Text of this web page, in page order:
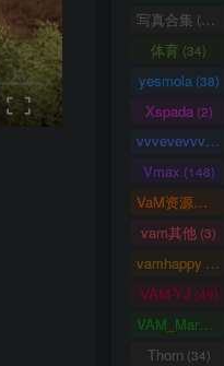
写真合集 (370)
体育 (34)
yesmola(38)
Xspada(2)
vvvevevvv
Vmax (148)
VaM资源中心
vam其他 (3)
vamhappy
VAM-YJ (49)
VAM_Mars(0)
Thorn (34)